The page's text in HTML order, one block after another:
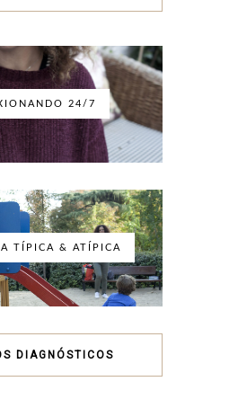
24/7
TÍPICA & ATÍPICA
DIAGNÓSTICOS